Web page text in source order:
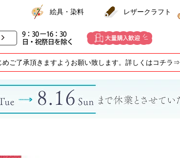
絵具・染料 レザークラフト
ご了承頂きますようお願い致します。詳しくはコチラ⇒